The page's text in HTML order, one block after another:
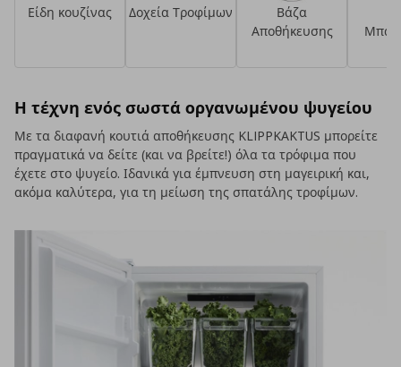
Είδη κουζίνας Δοχεία Τροφίμων
Βάζα
Αποθήκευσης
Η τέχνη ενός σωστά οργανωμένου ψυγείου
Με τα διαφανή κουτιά αποθήκευσης KLIPPKAKTUS μπορείτε
πραγματικά να δείτε (και να βρείτε!) όλα τα τρόφιμα που
έχετε στο ψυγείο. Ιδανικά για έμπνευση στη μαγειρική και,
ακόμα καλύτερα, για τη μείωση της σπατάλης τροφίμων.